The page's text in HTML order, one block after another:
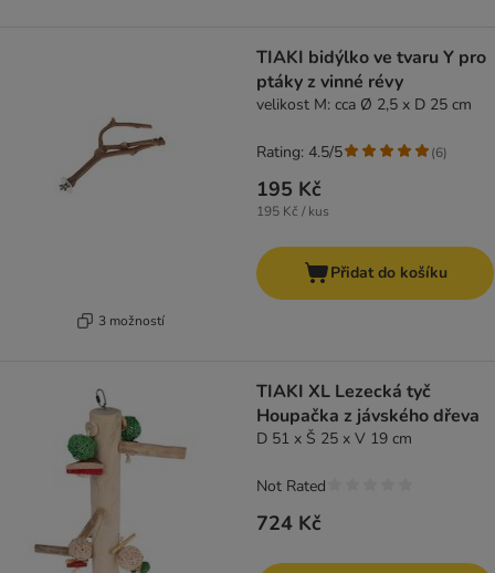
3 možností
TIAKI bidýlko ve tvaru Y pro
ptáky z vinné révy
velikost M: cca Ø 2,5 x D 25 cm
195 Kč
195 Kč / kus
Rating: 4.5/5 (6)
Přidat do košíku
TIAKI XL Lezecká tyč
Houpačka z jávského dřeva
D 51 x Š 25 x V 19 cm
724 Kč
Not Rated